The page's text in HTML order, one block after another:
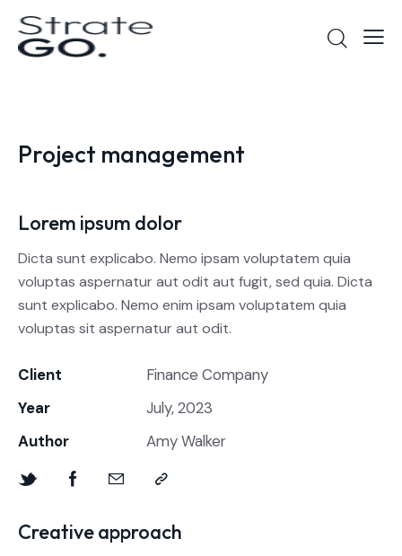
Project management
Creative approach
Lorem ipsum dolor
Dicta sunt explicabo. Nemo ipsam voluptatem quia
voluptas aspernatur aut odit aut fugit, sed quia. Dicta
sunt explicabo. Nemo enim ipsam voluptatem quia
voluptas sit aspernatur aut odit.
Client
Finance Company
Year
July, 2023
Author
Amy Walker